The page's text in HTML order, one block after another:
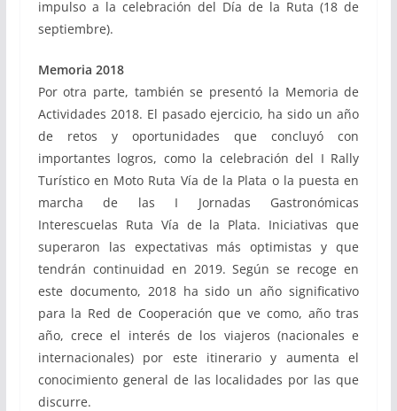
impulso a la celebración del Día de la Ruta (18 de
septiembre).
Memoria 2018
Por otra parte, también se presentó la Memoria de
Actividades 2018. El pasado ejercicio, ha sido un año
de retos y oportunidades que concluyó con
importantes logros, como la celebración del I Rally
Turístico en Moto Ruta Vía de la Plata o la puesta en
marcha de las I Jornadas Gastronómicas
Interescuelas Ruta Vía de la Plata. Iniciativas que
superaron las expectativas más optimistas y que
tendrán continuidad en 2019. Según se recoge en
este documento, 2018 ha sido un año significativo
para la Red de Cooperación que ve como, año tras
año, crece el interés de los viajeros (nacionales e
internacionales) por este itinerario y aumenta el
conocimiento general de las localidades por las que
discurre.